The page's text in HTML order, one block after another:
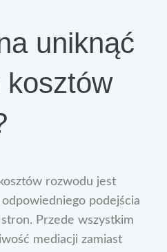
uniknąć
kosztów
rozwodu jest
podejścia
Przede wszystkim
mediacji zamiast